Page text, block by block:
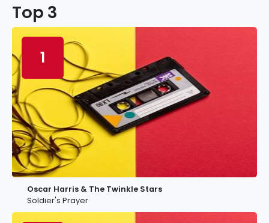
Top 3
1
Oscar Harris & The Twinkle Stars
Soldier's Prayer